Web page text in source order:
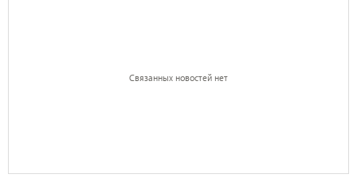
Связанных новостей нет